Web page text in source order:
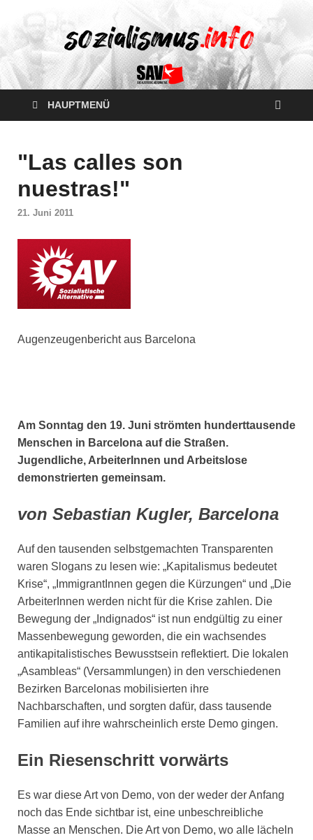
HAUPTMENÜ
"Las calles son
nuestras!"
21. Juni 2011
Augenzeugenbericht aus Barcelona
Am Sonntag den 19. Juni strömten hunderttausende
Menschen in Barcelona auf die Straßen.
Jugendliche, ArbeiterInnen und Arbeitslose
demonstrierten gemeinsam.
von Sebastian Kugler, Barcelona
Auf den tausenden selbstgemachten Transparenten
waren Slogans zu lesen wie: „Kapitalismus bedeutet
Krise“, „ImmigrantInnen gegen die Kürzungen“ und „Die
ArbeiterInnen werden nicht für die Krise zahlen. Die
Bewegung der „Indignados“ ist nun endgültig zu einer
Massenbewegung geworden, die ein wachsendes
antikapitalistisches Bewusstsein reflektiert. Die lokalen
„Asambleas“ (Versammlungen) in den verschiedenen
Bezirken Barcelonas mobilisierten ihre
Nachbarschaften, und sorgten dafür, dass tausende
Familien auf ihre wahrscheinlich erste Demo gingen.
Ein Riesenschritt vorwärts
Es war diese Art von Demo, von der weder der Anfang
noch das Ende sichtbar ist, eine unbeschreibliche
Masse an Menschen. Die Art von Demo, wo alle lächeln